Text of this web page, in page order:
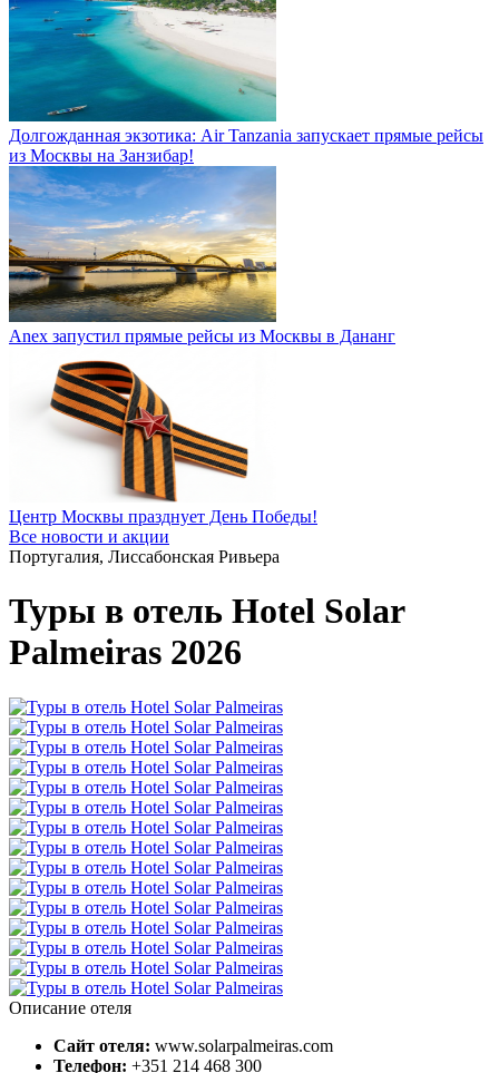
Долгожданная экзотика: Air Tanzania запускает прямые рейсы
из Москвы на Занзибар!
Anex запустил прямые рейсы из Москвы в Дананг
Центр Москвы празднует День Победы!
Все новости и акции
Португалия, Лиссабонская Ривьера
Туры в отель Hotel Solar
Palmeiras 2026
Описание отеля
Сайт отеля: www.solarpalmeiras.com
Телефон: +351 214 468 300